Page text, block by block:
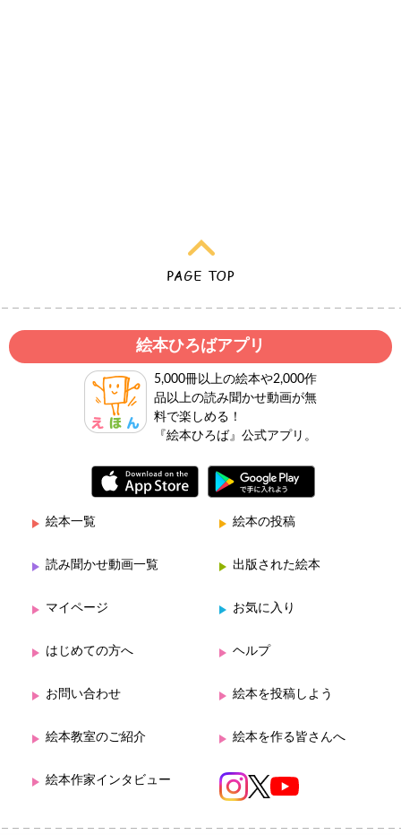
絵本ひろばアプリ
5,000冊以上の絵本や2,000作
品以上の読み聞かせ動画が無
料で楽しめる！
『絵本ひろば』公式アプリ。
絵本一覧 絵本の投稿
読み聞かせ動画一覧 出版された絵本
マイページ お気に入り
はじめての方へ ヘルプ
お問い合わせ 絵本を投稿しよう
絵本教室のご紹介 絵本を作る皆さんへ
絵本作家インタビュー